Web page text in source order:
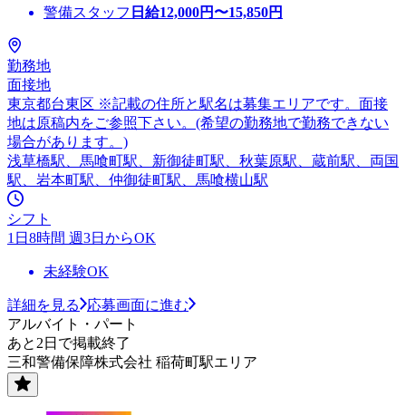
警備スタッフ 日給12,000円〜15,850円
勤務地
面接地
東京都台東区 ※記載の住所と駅名は募集エリアです。面接
地は原稿内をご参照下さい。(希望の勤務地で勤務できない
場合があります。)
浅草橋駅、馬喰町駅、新御徒町駅、秋葉原駅、蔵前駅、両国
駅、岩本町駅、仲御徒町駅、馬喰横山駅
シフト
1日8時間 週3日からOK
未経験OK
詳細を見る
応募画面に進む
アルバイト・パート
あと2日で掲載終了
三和警備保障株式会社 稲荷町駅エリア